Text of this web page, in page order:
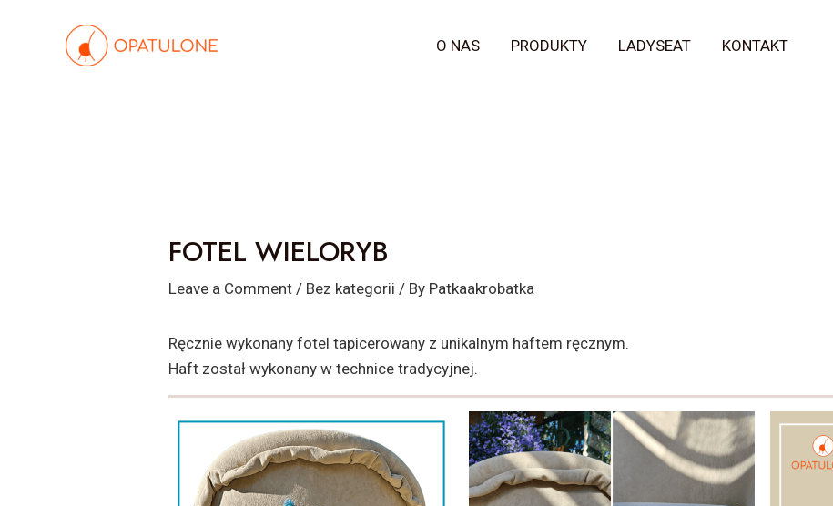
O NAS PRODUKTY LADYSEAT KONTAKT
FOTEL WIELORYB
Leave a Comment / Bez kategorii / By Patkaakrobatka
Ręcznie wykonany fotel tapicerowany z unikalnym haftem ręcznym.
Haft został wykonany w technice tradycyjnej.
Post
navigation